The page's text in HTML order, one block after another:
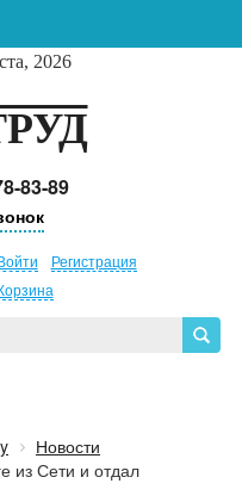
2026
83-89
Регистрация
Новости
из Сети и отдал